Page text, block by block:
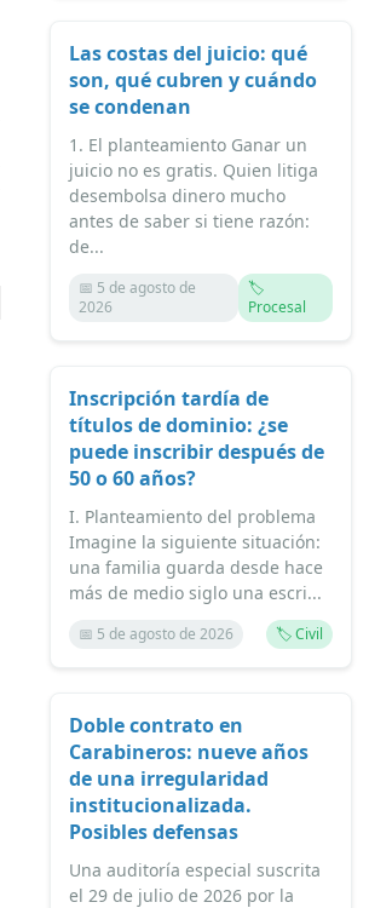
Las costas del juicio: qué
son, qué cubren y cuándo
se condenan
1. El planteamiento Ganar un
juicio no es gratis. Quien litiga
desembolsa dinero mucho
antes de saber si tiene razón:
de...
📅 5 de agosto de
2026
🏷️
Procesal
Inscripción tardía de
títulos de dominio: ¿se
puede inscribir después de
50 o 60 años?
I. Planteamiento del problema
Imagine la siguiente situación:
una familia guarda desde hace
más de medio siglo una escri...
📅 5 de agosto de 2026 🏷️ Civil
Doble contrato en
Carabineros: nueve años
de una irregularidad
institucionalizada.
Posibles defensas
Una auditoría especial suscrita
el 29 de julio de 2026 por la